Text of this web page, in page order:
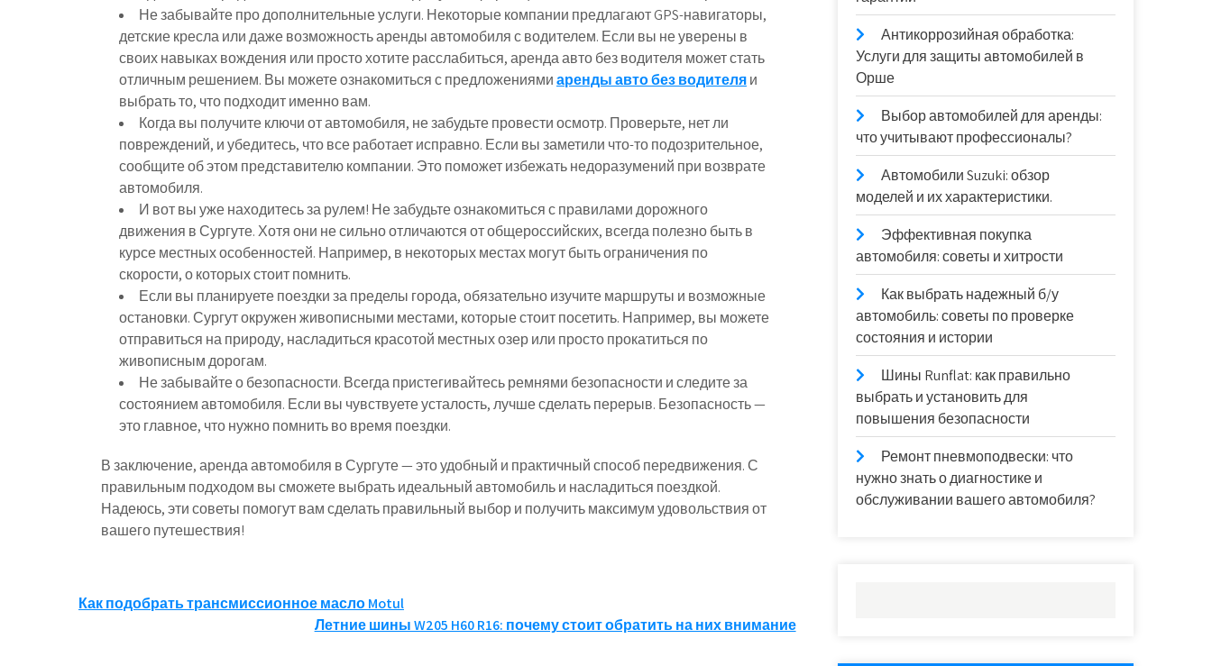
Не забывайте про дополнительные услуги. Некоторые компании предлагают GPS-навигаторы,
детские кресла или даже возможность аренды автомобиля с водителем. Если вы не уверены в
своих навыках вождения или просто хотите расслабиться, аренда авто без водителя может стать
отличным решением. Вы можете ознакомиться с предложениямиаренды авто без водителяи
выбрать то, что подходит именно вам.
Когда вы получите ключи от автомобиля, не забудьте провести осмотр. Проверьте, нет ли
повреждений, и убедитесь, что все работает исправно. Если вы заметили что-то подозрительное,
сообщите об этом представителю компании. Это поможет избежать недоразумений при возврате
автомобиля.
И вот вы уже находитесь за рулем! Не забудьте ознакомиться с правилами дорожного
движения в Сургуте. Хотя они не сильно отличаются от общероссийских, всегда полезно быть в
курсе местных особенностей. Например, в некоторых местах могут быть ограничения по
скорости, о которых стоит помнить.
Если вы планируете поездки за пределы города, обязательно изучите маршруты и возможные
остановки. Сургут окружен живописными местами, которые стоит посетить. Например, вы можете
отправиться на природу, насладиться красотой местных озер или просто прокатиться по
живописным дорогам.
Не забывайте о безопасности. Всегда пристегивайтесь ремнями безопасности и следите за
состоянием автомобиля. Если вы чувствуете усталость, лучше сделать перерыв. Безопасность —
это главное, что нужно помнить во время поездки.
В заключение, аренда автомобиля в Сургуте — это удобный и практичный способ передвижения. С
правильным подходом вы сможете выбрать идеальный автомобиль и насладиться поездкой.
Надеюсь, эти советы помогут вам сделать правильный выбор и получить максимум удовольствия от
вашего путешествия!
Навигация
Как подобрать трансмиссионное масло Motul
Летние шины W205 H60 R16: почему стоит обратить на них внимание
Антикоррозийная обработка:
Услуги для защиты автомобилей в
Орше
Выбор автомобилей для аренды:
что учитывают профессионалы?
Автомобили Suzuki: обзор
моделей и их характеристики.
Эффективная покупка
автомобиля: советы и хитрости
Как выбрать надежный б/у
автомобиль: советы по проверке
состояния и истории
Шины Runflat: как правильно
выбрать и установить для
повышения безопасности
Ремонт пневмоподвески: что
нужно знать о диагностике и
обслуживании вашего автомобиля?